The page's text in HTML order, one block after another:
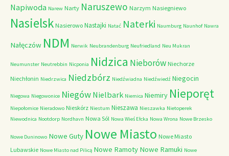
Napiwoda Narew Narty Naruszewo Narzym Nasiegniewo
Nasielsk Nasierowo Nastajki Natać Naterki Naumburg Naunhof Nawra
Nałęczów NDM Nerwik Neubrandenburg Neufriedland Neu Mukran
Neumunster Neutrebbin Nicponia Nidzica Nieborów Niechorze
Niechłonin Niedrzwica Niedzbórz Niedźwiadna Niedźwiedź Niegocin
Niegowa Niegowonice Niegów Nielbark Niemica Niemiry Nieporęt
Niepołomice Nieradowo Nieskórz Niestum Nieszawa Nieszawka Nietoperek
Niewodnica Nootdorp Nordhavn Nowa Sól Nowa Wieś Ełcka Nowa Wrona Nowe Brzesko
Nowe Duninowo Nowe Guty Nowe Miasto Nowe Miasto
Lubawskie Nowe Miasto nad Pilicą Nowe Ramoty Nowe Ramuki Nowe